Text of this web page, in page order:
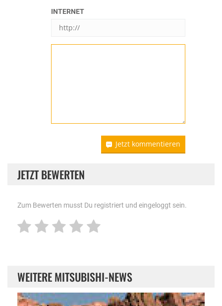
INTERNET
Jetzt kommentieren
JETZT BEWERTEN
Zum Bewerten musst Du registriert und eingeloggt sein.
WEITERE MITSUBISHI-NEWS